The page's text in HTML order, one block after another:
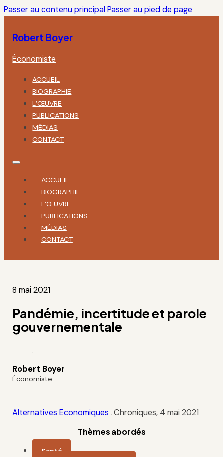
Passer au contenu principal Passer au pied de page
Robert Boyer
Économiste
ACCUEIL
BIOGRAPHIE
L’ŒUVRE
PUBLICATIONS
MÉDIAS
CONTACT
ACCUEIL
BIOGRAPHIE
L’ŒUVRE
PUBLICATIONS
MÉDIAS
CONTACT
8 mai 2021
Pandémie, incertitude et parole
gouvernementale
Robert Boyer
Économiste
Alternatives Economiques , Chroniques, 4 mai 2021
Thèmes abordés
Santé